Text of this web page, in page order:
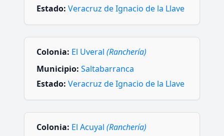
Estado: Veracruz de Ignacio de la Llave
Colonia: El Uveral (Ranchería)
Municipio: Saltabarranca
Estado: Veracruz de Ignacio de la Llave
Colonia: El Acuyal (Ranchería)